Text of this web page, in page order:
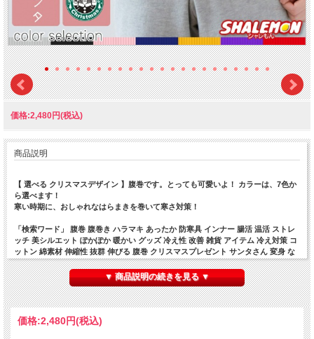
価格:2,480円(税込)
商品説明
【 選べる クリスマスデザイン 】腹巻です。とっても可愛いよ！ カラーは、7色か
ら選べます！
寒い時期に、おしゃれなはらまきを巻いて寒さ対策！
「検索ワード」 腹巻 腹巻き ハラマキ あったか 防寒具 インナー 腸活 温活 ストレ
ッチ 美シルエット ぽかぽか 暖かい グッズ 冷え性 改善 雑貨 アイテム 冷え対策 コ
ットン 綿素材 伸縮性 抜群 伸びる 腹巻 クリスマスプレゼント サンタさん 変身 な
りきり さんたキャラクター
誕生日 プレゼント クリスマス バレンタイン 父の日 母の日 敬老の日 ハロウィン
忘年会 新年会 送別会 贈り物 結婚式 二次会 景品 ギフト としても多くのお客様よ
りご好評いただいております！
▼ 商品説明の続きを見る ▼
価格:2,480円(税込)